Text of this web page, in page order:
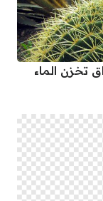
تخزن الماء